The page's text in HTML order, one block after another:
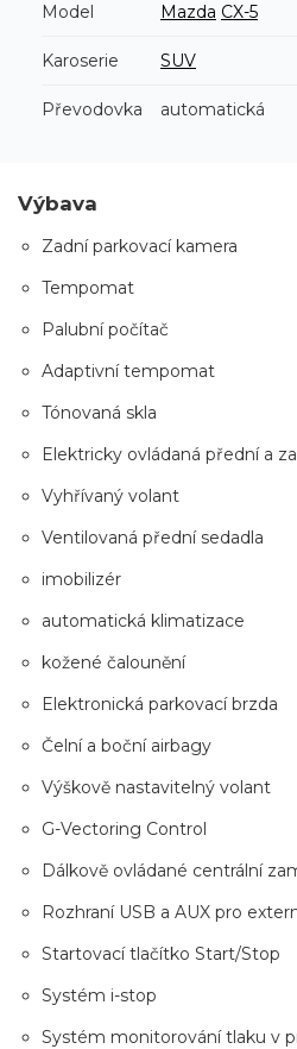
Model Mazda CX-5
Karoserie SUV
Převodovka automatická
Výbava
Zadní parkovací kamera
Tempomat
Palubní počítač
Adaptivní tempomat
Tónovaná skla
Elektricky ovládaná přední a
Vyhřívaný volant
Ventilovaná přední sedadla
imobilizér
automatická klimatizace
kožené čalounění
Elektronická parkovací brzda
Čelní a boční airbagy
Výškově nastavitelný volant
G-Vectoring Control
Dálkově ovládané centrální
Rozhraní USB a AUX pro
Startovací tlačítko Start/Stop
Systém i-stop
Systém monitorování tlaku v